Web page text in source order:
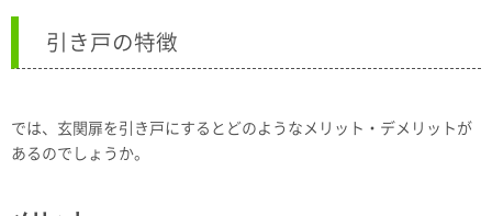
引き戸の特徴
では、玄関扉を引き戸にするとどのようなメリット・デメリットが
あるのでしょうか。